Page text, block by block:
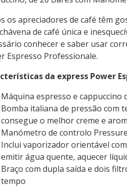
os apreciadores de café têm
de café única e
conhecer e saber usar
Espresso Professionale.
da express Power
Máquina espresso e cappuccino
Bomba italiana de pressão com
consegue o melhor creme e
Manómetro de controlo
Inclui vaporizador orientável
emitir água quente, aquecer
Braço com dupla saída e dois
tempo